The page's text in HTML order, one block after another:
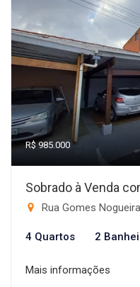
R$ 985.000
Sobrado à Venda
Rua Gomes
4 Quartos 2
Mais informações